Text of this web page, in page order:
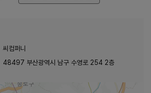
씨컴퍼니
48497 부산광역시 남구 수영로 254 2층